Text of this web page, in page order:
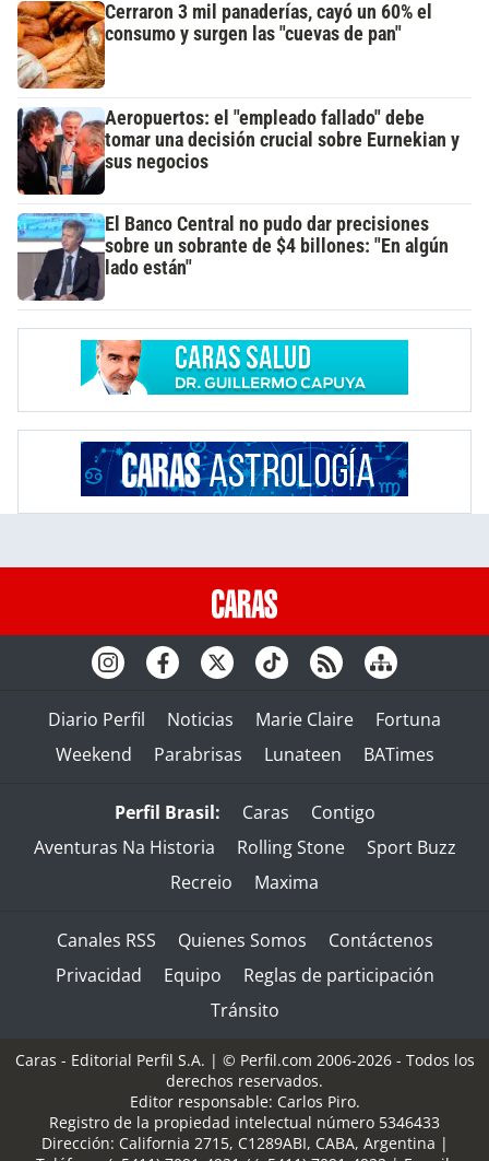
Cerraron 3 mil panaderías, cayó un 60% el
consumo y surgen las "cuevas de pan"
Aeropuertos: el "empleado fallado" debe
tomar una decisión crucial sobre Eurnekian y
sus negocios
El Banco Central no pudo dar precisiones
sobre un sobrante de $4 billones: "En algún
lado están"
Diario Perfil Noticias Marie Claire
Fortuna
Weekend
Parabrisas Lunateen BATimes
Perfil Brasil: Caras
Contigo
Aventuras Na Historia
Rolling Stone
Sport Buzz
Recreio
Maxima
Canales RSS Quienes Somos
Contáctenos
Privacidad
Equipo
Reglas de participación
Tránsito
Caras - Editorial Perfil S.A. | © Perfil.com 2006-2026 - Todos los
derechos reservados.
Editor responsable: Carlos Piro.
Registro de la propiedad intelectual número 5346433
Dirección: California 2715, C1289ABI, CABA, Argentina |